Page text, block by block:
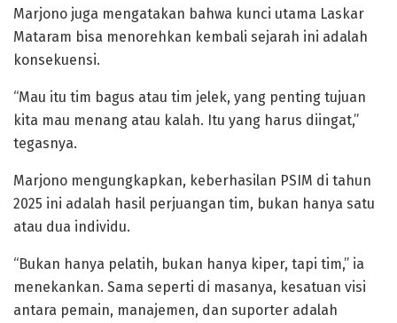
Marjono juga mengatakan bahwa kunci utama Laskar
Mataram bisa menorehkan kembali sejarah ini adalah
konsekuensi.
“Mau itu tim bagus atau tim jelek, yang penting tujuan
kita mau menang atau kalah. Itu yang harus diingat,”
tegasnya.
Marjono mengungkapkan, keberhasilan PSIM di tahun
2025 ini adalah hasil perjuangan tim, bukan hanya satu
atau dua individu.
“Bukan hanya pelatih, bukan hanya kiper, tapi tim,” ia
menekankan. Sama seperti di masanya, kesatuan visi
antara pemain, manajemen, dan suporter adalah